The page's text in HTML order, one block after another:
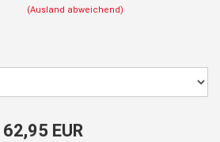
(Ausland abweichend)
62,95 EUR